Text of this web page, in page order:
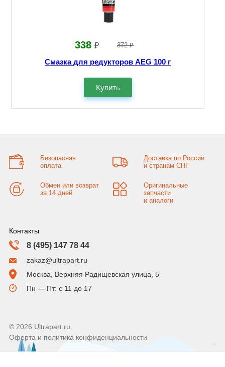
338 ₽ 372 ₽
Смазка для редукторов AEG 100 г
Купить
Безопасная
оплата
Доставка по России
и странам СНГ
Обмен или возврат
за 14 дней
Оригинальные
запчасти
и аналоги
Контакты
8 (495) 147 78 44
zakaz@ultrapart.ru
Москва, Верхняя Радищевская улица, 5
Пн — Пт: с 11 до 17
© 2026 Ultrapart.ru
Оферта и политика конфиденциальности